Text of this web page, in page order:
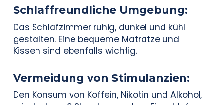
Schlaffreundliche Umgebung:
Das Schlafzimmer ruhig, dunkel und kühl
gestalten. Eine bequeme Matratze und
Kissen sind ebenfalls wichtig.
Vermeidung von Stimulanzien:
Den Konsum von Koffein, Nikotin und Alkohol,